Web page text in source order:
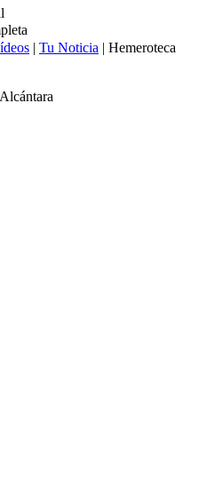
| Tu Noticia | Hemeroteca